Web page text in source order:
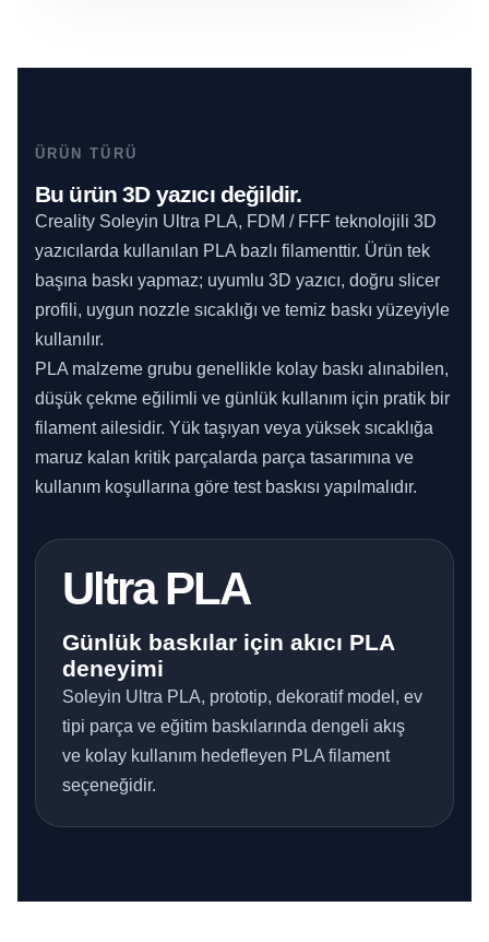
ÜRÜN TÜRÜ
Bu ürün 3D yazıcı değildir.
Creality Soleyin Ultra PLA, FDM / FFF teknolojili 3D
yazıcılarda kullanılan PLA bazlı filamenttir. Ürün tek
başına baskı yapmaz; uyumlu 3D yazıcı, doğru slicer
profili, uygun nozzle sıcaklığı ve temiz baskı yüzeyiyle
kullanılır.
PLA malzeme grubu genellikle kolay baskı alınabilen,
düşük çekme eğilimli ve günlük kullanım için pratik bir
filament ailesidir. Yük taşıyan veya yüksek sıcaklığa
maruz kalan kritik parçalarda parça tasarımına ve
kullanım koşullarına göre test baskısı yapılmalıdır.
Ultra PLA
Günlük baskılar için akıcı PLA
deneyimi
Soleyin Ultra PLA, prototip, dekoratif model, ev
tipi parça ve eğitim baskılarında dengeli akış
ve kolay kullanım hedefleyen PLA filament
seçeneğidir.